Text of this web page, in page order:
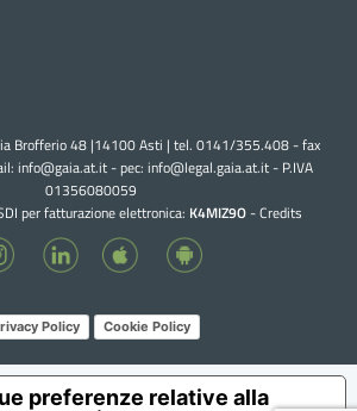
Brofferio 48 |14100 Asti | tel. 0141/355.408 - fax
info@gaia.at.it - pec: info@legal.gaia.at.it- P.IVA
01356080059
per fatturazione elettronica: K4MIZ9O-Credits
Policy Cookie Policy
preferenze relative alla